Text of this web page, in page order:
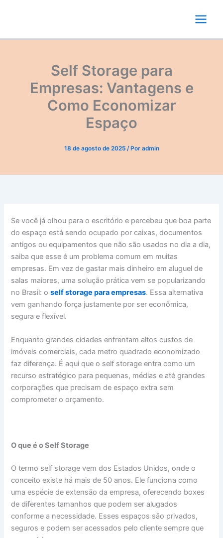
conteúdo
Self Storage para
Empresas: Vantagens e
Como Economizar
Espaço
18 de agosto de 2025 / Por admin
Se você já olhou para o escritório e percebeu que boa parte
do espaço está sendo ocupado por caixas, documentos
antigos ou equipamentos que não são usados no dia a dia,
saiba que esse é um problema comum em muitas
empresas. Em vez de gastar mais dinheiro em aluguel de
salas maiores, uma solução prática vem se popularizando
no Brasil: oself storage para empresas. Essa alternativa
vem ganhando força justamente por ser econômica,
segura e flexível.
Enquanto grandes cidades enfrentam altos custos de
imóveis comerciais, cada metro quadrado economizado
faz diferença. É aqui que o self storage entra como um
recurso estratégico para pequenas, médias e até grandes
corporações que precisam de espaço extra sem
comprometer o orçamento.
O que é o Self Storage
O termo self storage vem dos Estados Unidos, onde o
conceito existe há mais de 50 anos. Ele funciona como
uma espécie de extensão da empresa, oferecendo boxes
de diferentes tamanhos que podem ser alugados
conforme a necessidade. Esses espaços são privados,
seguros e podem ser acessados pelo cliente sempre que